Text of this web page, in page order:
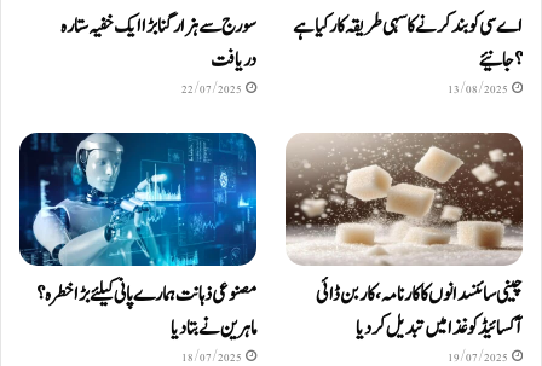
اے سی کو بند کرنے کا سہی طریقہ کار کیا ہے
؟ جانیئے
13/08/2025
سورج سے ہزار گنا بڑا ایک خفیہ ستارہ
دریافت
22/07/2025
چینی سائنسدانوں کا کارنامہ، کاربن ڈائی
آکسائیڈ کو غذا میں تبدیل کردیا
19/07/2025
مصنوعی ذہانت ہمارے پانی کیلئے بڑا خطرہ؟
ماہرین نے بتا دیا
18/07/2025